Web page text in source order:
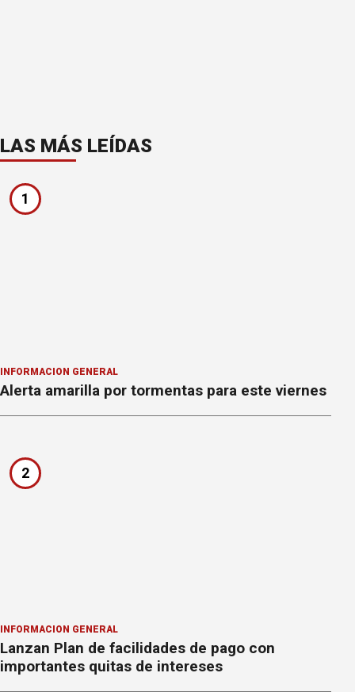
LAS MÁS LEÍDAS
1
INFORMACION GENERAL
Alerta amarilla por tormentas para este viernes
2
INFORMACION GENERAL
Lanzan Plan de facilidades de pago con
importantes quitas de intereses